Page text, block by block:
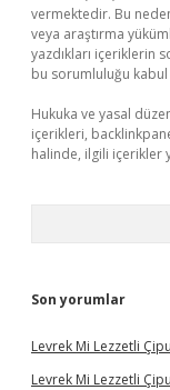
vermektedir. Bu
veya araştırma
yazdıkları içeriklerin
bu sorumluluğu kabul
Hukuka ve yasal
içerikleri,
halinde, ilgili içerikler
Son yorumlar
Levrek Mi Lezzetli
Levrek Mi Lezzetli